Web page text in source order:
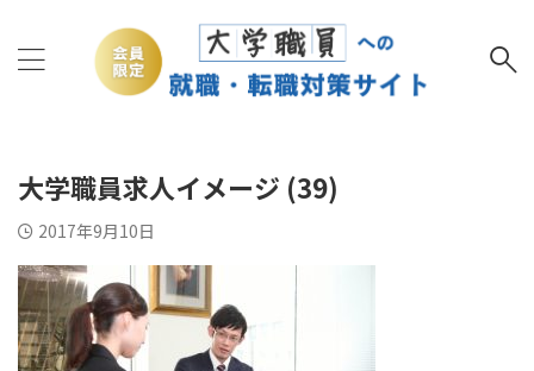
大学職員求人イメージ (39)
2017年9月10日